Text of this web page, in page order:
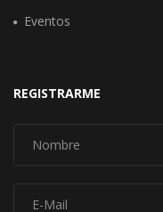
Eventos
REGISTRARME